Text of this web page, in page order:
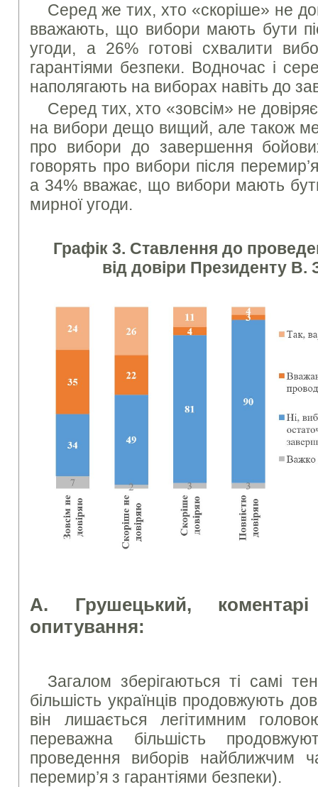
Серед же тих, хто «скоріше» не
вважають, що вибори мають бути
угоди, а 26% готові схвалити
гарантіями безпеки. Водночас і
наполягають на виборах навіть до
Серед тих, хто «зовсім» не
на вибори дещо вищий, але також
про вибори до завершення
говорять про вибори після
а 34% вважає, що вибори мають
мирної угоди.
Графік 3. Ставлення до
від довіри Президенту В.
А. Грушецький,
опитування:
Загалом зберігаються ті самі
більшість українців продовжують
він лишається легітимним
переважна більшість
проведення виборів найближчим
перемир’я з гарантіями безпеки).